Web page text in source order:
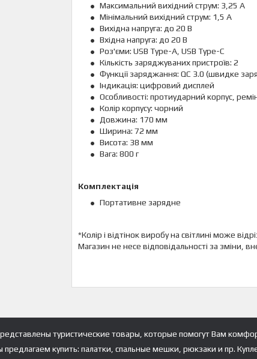
Максимальний вихідний струм: 3,25 А
Мінімальний вихідний струм: 1,5 А
Вихідна напруга: до 20 В
Вхідна напруга: до 20 В
Роз'єми: USB Type-A, USB Type-C
Кількість заряджуваних пристроїв: 2
Функції заряджання: QC 3.0 (швидке
Індикація: цифровий дисплей
Особливості: протиударний корпус,
Колір корпусу: чорний
Довжина: 170 мм
Ширина: 72 мм
Висота: 38 мм
Вага: 800 г
Комплектація
Портативне зарядне
*Колір і відтінок виробу на світлині може
Магазин не несе відповідальності за зміни,
туристические товары, которые помогут Вам
купить: палатки, спальные мешки, рюкзаки и пр.